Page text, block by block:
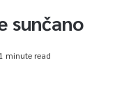
sunčano
1 minute read